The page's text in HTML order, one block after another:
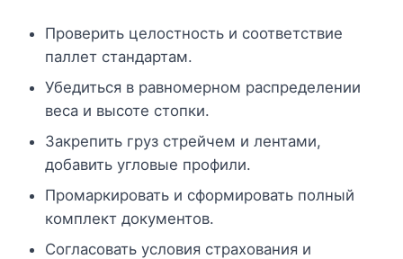
Проверить целостность и соответствие
паллет стандартам.
Убедиться в равномерном распределении
веса и высоте стопки.
Закрепить груз стрейчем и лентами,
добавить угловые профили.
Промаркировать и сформировать полный
комплект документов.
Согласовать условия страхования и